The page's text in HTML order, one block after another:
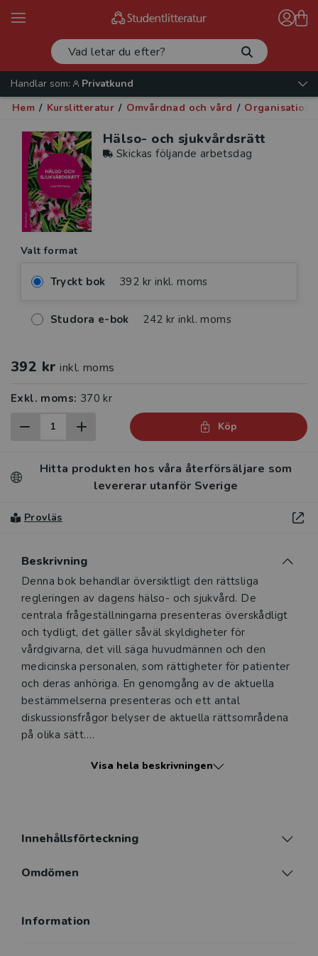
Handlar som:
Privatkund
Hem / Kurslitteratur / Omvårdnad och vård / Organisation
Hälso- och sjukvårdsrätt
Skickas följande arbetsdag
Valt format
Tryckt bok 392 kr inkl. moms
Studora e-bok 242 kr inkl. moms
392 kr inkl. moms
Exkl. moms: 370 kr
Köp
Hitta produkten hos våra återförsäljare som
levererar utanför Sverige
Provläs
Beskrivning
Beskrivning
Denna bok behandlar översiktligt den rättsliga
regleringen av dagens hälso- och sjukvård. De
centrala frågeställningarna presenteras överskådligt
och tydligt, det gäller såväl skyldigheter för
vårdgivarna, det vill säga huvudmännen och den
medicinska personalen, som rättigheter för patienter
och deras anhöriga. En genomgång av de aktuella
bestämmelserna presenteras och ett antal
diskussionsfrågor belyser de aktuella rättsområdena
på olika sätt.
Denna femte upplaga är reviderad med hänsyn till
och sjukvårdslagen med konsekvensändringari
ändrade regler har även en uppdatering av
Boken är lämplig för alla som vill bilda sig en
Visa hela beskrivningen
Innehållsförteckning
Omdömen
Information